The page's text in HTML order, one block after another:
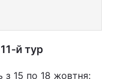
й тур
з 15 по 18 жовтня: